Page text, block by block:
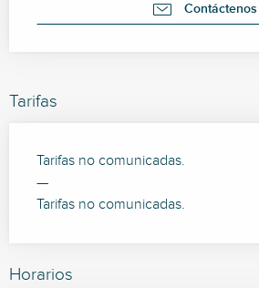
Contáctenos
Tarifas
Tarifas no comunicadas.
—
Tarifas no comunicadas.
Horarios